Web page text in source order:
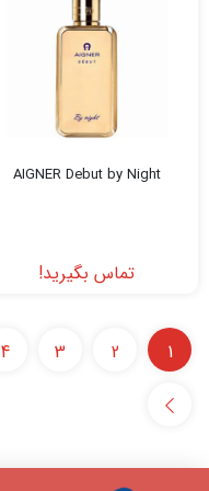
AIGNER Debut by Night
تماس بگیرید!
1
2
3
4